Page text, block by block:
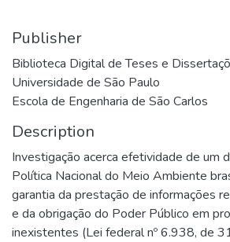
Publisher
Biblioteca Digital de Teses e
Universidade de São Paulo
Escola de Engenharia de São Carlos
Description
Investigação acerca efetividade de um
Política Nacional do Meio Ambiente
garantia da prestação de informações
e da obrigação do Poder Público em
inexistentes (Lei federal nº 6.938, de